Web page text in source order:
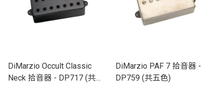
DiMarzio Occult Classic
Neck 拾音器 - DP717 (共五
DiMarzio PAF 7 拾音器 -
DP759 (共五色)